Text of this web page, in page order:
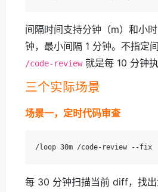
间隔时间支持分钟（m）和小
钟，最小间隔 1 分钟。不指定
/code-review就是每 10 分钟执
三个实际场景
场景一，定时代码审查
每 30 分钟扫描当前 diff，找